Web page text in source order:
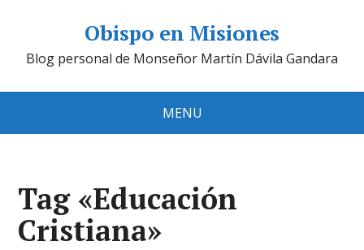
Obispo en Misiones
Blog personal de Monseñor Martín Dávila Gandara
MENU
Tag «Educación
Cristiana»